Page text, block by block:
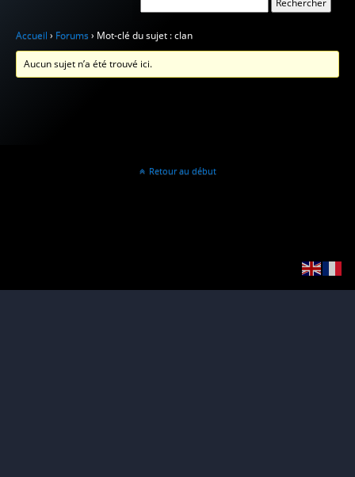
Accueil › Forums › Mot-clé du sujet : clan
Aucun sujet n’a été trouvé ici.
Retour au début